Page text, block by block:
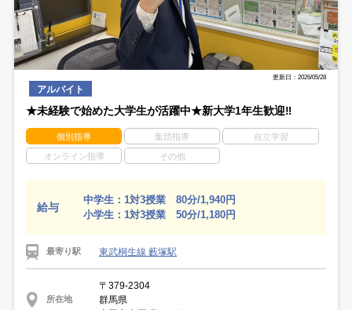
更新日：2026/05/28
アルバイト
★未経験で始めた大学生が活躍中★新大学1年生歓迎‼
個別指導 集団指導 自立学習
オンライン指導 その他
給与
中学生：1対3授業 80分/1,940円
小学生：1対3授業 50分/1,180円
最寄り駅 東武桐生線 藪塚駅
所在地
〒379-2304
群馬県